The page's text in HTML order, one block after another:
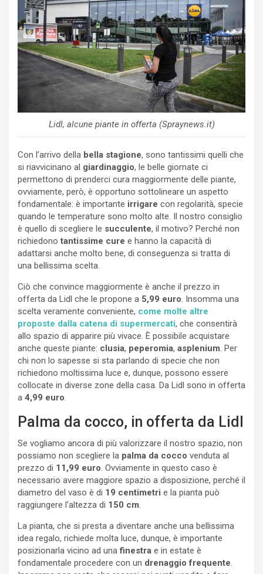
Lidl, alcune piante in offerta (Spraynews.it)
Con l’arrivo della bella stagione, sono tantissimi quelli che
si riavvicinano al giardinaggio, le belle giornate ci
permettono di prenderci cura maggiormente delle piante,
ovviamente, però, è opportuno sottolineare un aspetto
fondamentale: è importante irrigare con regolarità, specie
quando le temperature sono molto alte. Il nostro consiglio
è quello di scegliere le succulente, il motivo? Perché non
richiedonotantissime cure e hanno la capacità di
adattarsi anche molto bene, di conseguenza si tratta di
una bellissima scelta.
Ciò che convince maggiormente è anche il prezzo in
offerta da Lidl che le propone a 5,99 euro. Insomma una
scelta veramente conveniente, come molte altre
proposte dalla catena di supermercati, che consentirà
allo spazio di apparire più vivace. È possibile acquistare
anche queste piante: clusia, peperomia, asplenium. Per
chi non lo sapesse si sta parlando di specie che non
richiedono moltissima luce e, dunque, possono essere
collocate in diverse zone della casa. Da Lidl sono in offerta
a 4,99 euro.
Palma da cocco, in offerta da Lidl
Se vogliamo ancora di più valorizzare il nostro spazio, non
possiamo non scegliere la palma da cocco venduta al
prezzo di 11,99 euro. Ovviamente in questo caso è
necessario avere maggiore spazio a disposizione, perché il
diametro del vaso è di 19 centimetri e la pianta può
raggiungere l’altezza di 150 cm.
La pianta, che si presta a diventare anche una bellissima
idea regalo, richiede molta luce, dunque, è importante
posizionarla vicino ad unafinestra e in estate è
fondamentale procedere con un drenaggio frequente.